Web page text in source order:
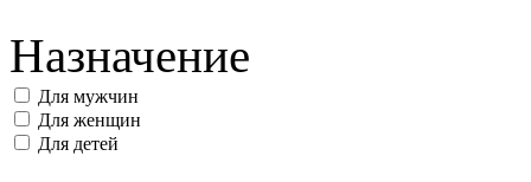
Назначение
Для мужчин
Для женщин
Для детей